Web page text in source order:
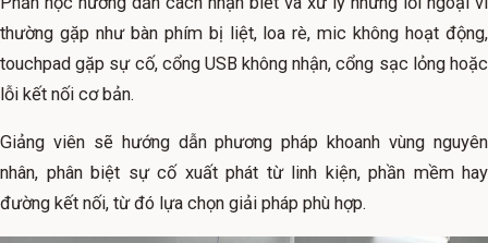
thường gặp như bàn phím bị liệt, loa rè, mic không hoạt động,
touchpad gặp sự cố, cổng USB không nhận, cổng sạc lỏng hoặc
lỗi kết nối cơ bản.
Giảng viên sẽ hướng dẫn phương pháp khoanh vùng nguyên
nhân, phân biệt sự cố xuất phát từ linh kiện, phần mềm hay
đường kết nối, từ đó lựa chọn giải pháp phù hợp.